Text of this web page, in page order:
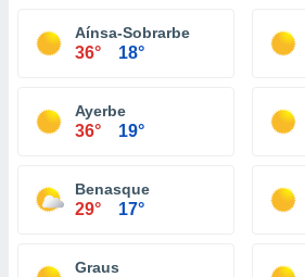
Aínsa-Sobrarbe
36° 18°
Ayerbe
36° 19°
Benasque
29° 17°
Graus